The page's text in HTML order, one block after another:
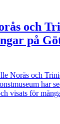
och
på
Norås och
har
visats för